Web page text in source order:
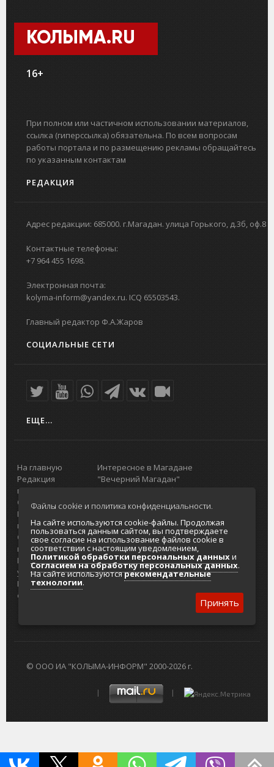
КОЛЫМА.RU
16+
При полном или частичном использовании материалов,
ссылка (гиперссылка) обязательна. По всем вопросам
работы портала и по размещению рекламы обращайтесь
по указанным контактам
РЕДАКЦИЯ
Адрес редакции: 685000. г.Магадан. улица Горького, д.3б, оф.8
Контактные телефоны:
+7 964 455 1698.
Электронная почта:
kolyma-inform@yandex.ru. ICQ 65503543.
Главный редактор Ф.А.Жаров
СОЦИАЛЬНЫЕ СЕТИ
ЕЩЕ...
На главную
Редакция
портала
О проекте
Реклама на
портале
Отзывы и
предложения
Интернет-
услуги
Разработка
сайтов
Интересное в Магадане
"Вечерний Магадан"
Городская доска объявлений
Главный туристический портал
Колымы
Политика в отношении обработки
персональных данных
Согласие на обработку персональных
данных
© ООО ИА "КОЛЫМА-ИНФОРМ" 2000-2026 г.
Файлы cookie и политика конфиденциальности.
На сайте используются cookie-файлы. Продолжая
пользоваться данным сайтом, вы подтверждаете
свое согласие на использование файлов cookie в
соответствии с настоящим уведомлением,
Политикой обработки персональных данныхи
Согласием на обработку персональных данных.
На сайте используютсярекомендательные
технологии.
Принять